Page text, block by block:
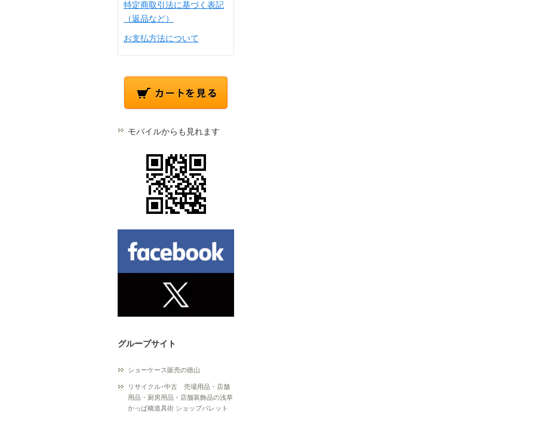
特定商取引法に基づく表記
（返品など）
お支払方法について
モバイルからも見れます
グループサイト
ショーケース販売の徳山
リサイクル･中古 売場用品・店舗
用品・厨房用品・店舗装飾品の浅草
かっぱ橋道具街 ショップパレット